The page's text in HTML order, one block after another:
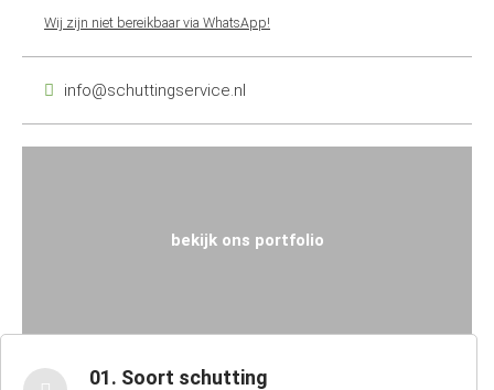
Wij zijn niet bereikbaar via WhatsApp!
info@schuttingservice.nl
bekijk ons portfolio
01. Soort schutting